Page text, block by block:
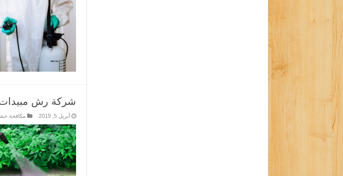
شركة رش مبيدات
أبريل 5, 2019 مكافحة